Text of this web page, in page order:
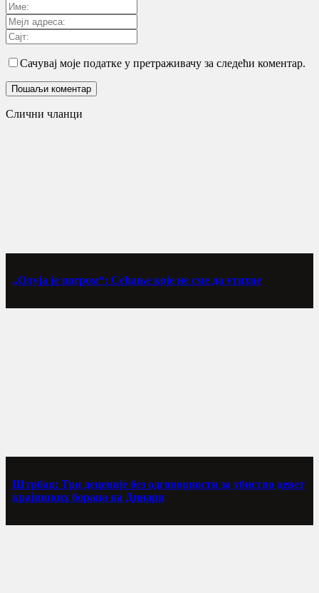
Сачувај моје податке у претраживачу за следећи коментар.
Слични чланци
„Олуја је погром“: Сећање које не сме да утихне
Штрбац: Три деценије без одговорности за убиство девет
крајишких бораца на Динари